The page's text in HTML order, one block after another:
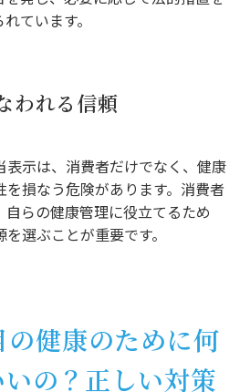
ています。
われる信頼
表示は、消費者だけでなく、健康
損なう危険があります。消費者
らの健康管理に役立てるため
選ぶことが重要です。
健康のために何
の？正しい対策